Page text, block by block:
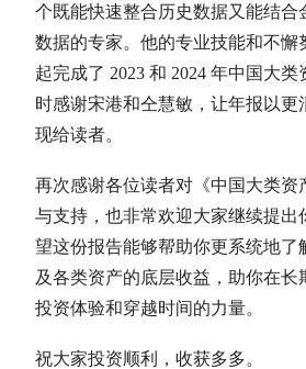
个既能快速整合历史数据又能结合
数据的专家。他的专业技能和不懈
起完成了 2023 和 2024 年中国 大类
时感谢宋港和仝慧敏，让年报以更
现给读者。
再次感谢各位读者对《中国 大类资
与支持，也非常欢迎大家继续提出
望这份报告能够帮助你更系统地了
及各类资产的底层收益，助你在长
投资体验和穿越时间的力量。
祝大家投资顺利，收获多多。